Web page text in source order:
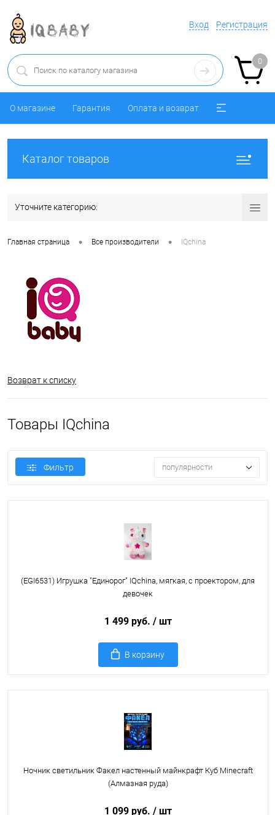
Вход Регистрация
0
О магазине Гарантия Оплата и возврат
Каталог товаров
Уточните категорию:
Главная страница • Все производители • IQchina
Возврат к списку
Товары IQchina
Фильтр популярности
(EGI6531) Игрушка "Единорог" IQchina, мягкая, с проектором, для
девочек
1 499 руб. / шт
В корзину
Ночник светильник Факел настенный майнкрафт Куб Minecraft
(Алмазная руда)
1 099 руб. / шт